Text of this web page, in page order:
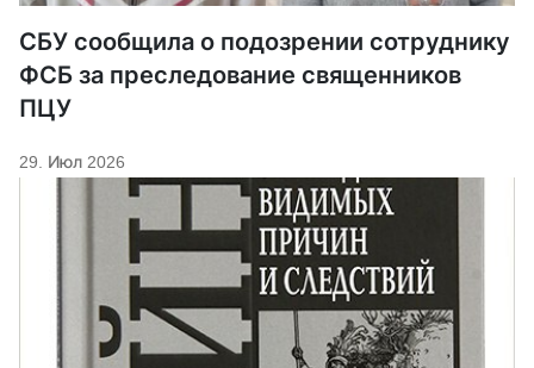
СБУ сообщила о подозрении сотруднику
ФСБ за преследование священников
ПЦУ
29. Июл 2026